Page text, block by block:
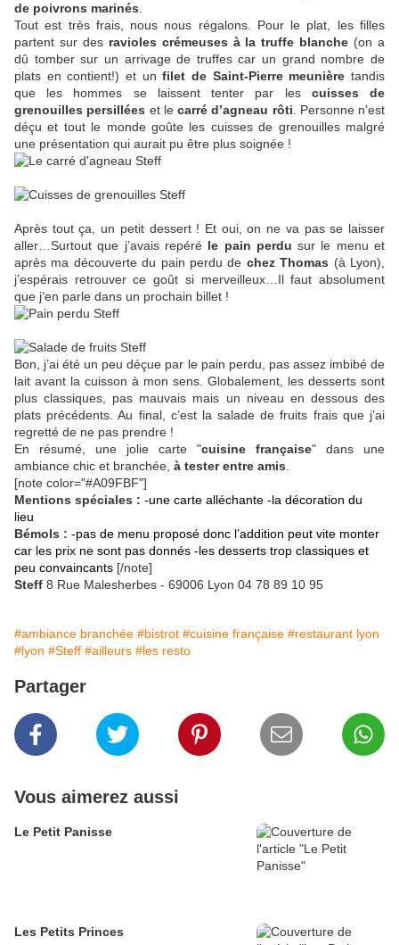
de poivrons marinés
Tout est très frais, nous nous régalons. Pour le plat, les filles
partent sur des ravioles crémeuses à la truffe blanche (on a
dû tomber sur un arrivage de truffes car un grand nombre de
plats en contient!) et unfilet de Saint-Pierre meunière tandis
que les hommes se laissent tenter par les cuisses de
grenouilles persillées et le carré d’agneau rôti . Personne n’est
déçu et tout le monde goûte les cuisses de grenouilles malgré
une présentation qui aurait pu être plus soignée !
Après tout ça, un petit dessert ! Et oui, on ne va pas se laisser
aller…Surtout que j’avais repéré le pain perdu sur le menu et
après ma découverte du pain perdu de chez Thomas (à Lyon),
j’espérais retrouver ce goût si merveilleux…Il faut absolument
que j’en parle dans un prochain billet !
Bon, j’ai été un peu déçue par le pain perdu, pas assez imbibé de
lait avant la cuisson à mon sens. Globalement, les desserts sont
plus classiques, pas mauvais mais un niveau en dessous des
plats précédents. Au final, c’est la salade de fruits frais que j’ai
regretté de ne pas prendre !
En résumé, une jolie carte "cuisine française" dans une
ambiance chic et branchée, à tester entre amis
[note color="#A09FBF"]
Mentions spéciales : -une carte alléchante -la décoration du
lieu
Bémols : -pas de menu proposé donc l’addition peut vite monter
car les prix ne sont pas donnés -les desserts trop classiques et
peu convaincants [/note]
Steff 8 Rue Malesherbes - 69006 Lyon 04 78 89 10 95
#ambiance branchée #bistrot #cuisine française #restaurant lyon
#lyon #Steff #ailleurs #les resto
Partager
Vous aimerez aussi
Le Petit Panisse
Les Petits Princes